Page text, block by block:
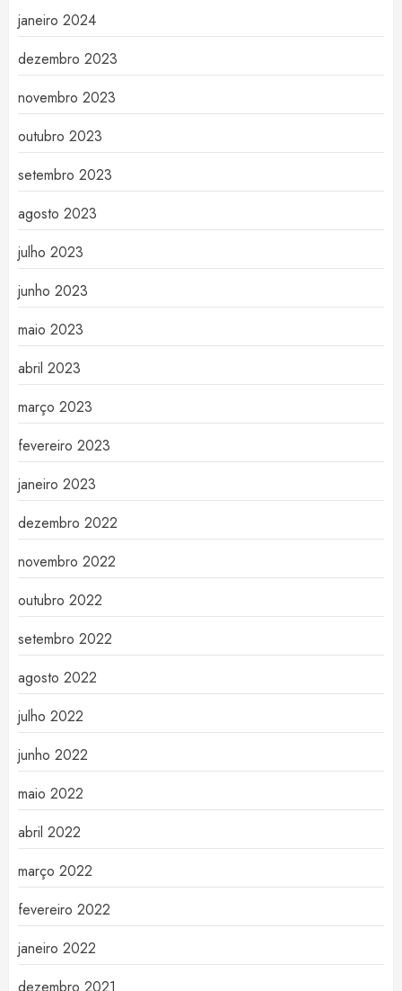
janeiro 2024
dezembro 2023
novembro 2023
outubro 2023
setembro 2023
agosto 2023
julho 2023
junho 2023
maio 2023
abril 2023
março 2023
fevereiro 2023
janeiro 2023
dezembro 2022
novembro 2022
outubro 2022
setembro 2022
agosto 2022
julho 2022
junho 2022
maio 2022
abril 2022
março 2022
fevereiro 2022
janeiro 2022